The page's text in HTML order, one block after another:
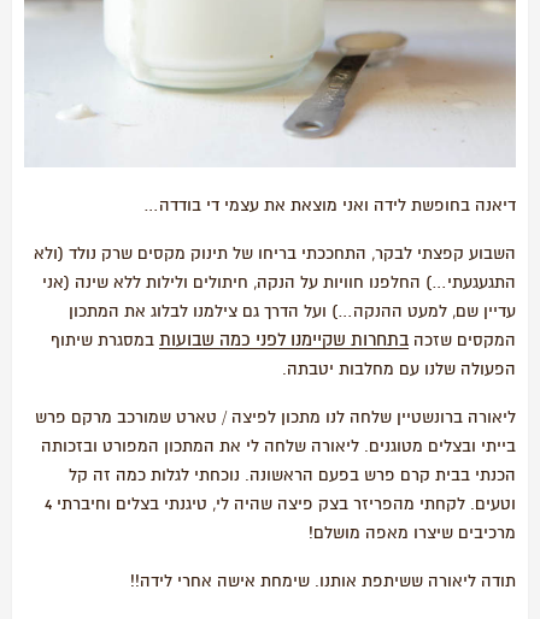
דיאנה בחופשת לידה ואני מוצאת את עצמי די בודדה…
השבוע קפצתי לבקר, התחככתי בריחו של תינוק מקסים שרק נולד (ולא
התגעגעתי…) החלפנו חוויות על הנקה, חיתולים ולילות ללא שינה (אני
עדיין שם, למעט ההנקה…) ועל הדרך גם צילמנו לבלוג את המתכון
המקסים שזכה בתחרות שקיימנו לפני כמה שבועות במסגרת שיתוף
הפעולה שלנו עם מחלבות יטבתה.
ליאורה ברונשטיין שלחה לנו מתכון לפיצה / טארט שמורכב מרקם פרש
בייתי ובצלים מטוגנים. ליאורה שלחה לי את המתכון המפורט ובזכותה
הכנתי בבית קרם פרש בפעם הראשונה. נוכחתי לגלות כמה זה קל
וטעים. לקחתי מהפריזר בצק פיצה שהיה לי, טיגנתי בצלים וחיברתי 4
מרכיבים שיצרו מאפה מושלם!
תודה ליאורה ששיתפת אותנו. שימחת אישה אחרי לידה!!